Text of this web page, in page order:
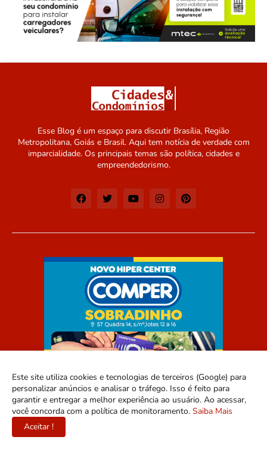
Esse Blog é um espaço para discutir Brasília, Região
Metropolitana, Goiás e Brasil. Aqui tem notícia de verdade com
imparcialidade. Os principais temas são política, cidades e
empreendedorismo.
Este site utiliza cookies e tecnologias de terceiros (Google) para
personalizar anúncios e analisar o tráfego. Isso é feito para
garantir e entregar a melhor experiência ao usuário. Ao acessar,
você concorda com a política de monitoramento. Saiba Mais
Aceitar !